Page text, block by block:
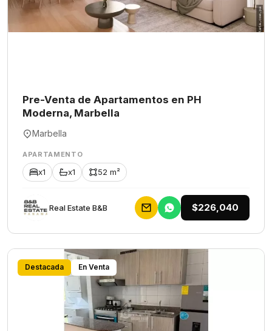
Pre-Venta de Apartamentos en PH
Moderna, Marbella
Marbella
APARTAMENTO
x1 x1 52 m²
Rеаl Еstаtе В&В $226,040
Destacada En Venta